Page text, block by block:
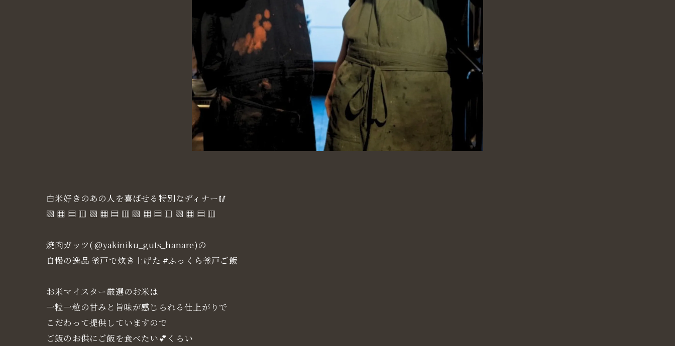
白米好きのあの人を喜ばせる特別なディナー🥢
▧ ▦ ▤ ▥ ▧ ▦ ▤ ▥ ▧ ▦ ▤ ▥ ▧ ▦ ▤ ▥
焼肉ガッツ( @yakiniku_guts_hanare)の
自慢の逸品 釜戸で炊き上げた #ふっくら釜戸ご飯
お米マイスター厳選のお米は
一粒一粒の甘みと旨味が感じられる仕上がりで
こだわって提供していますので
ご飯のお供にご飯を食べたい💕くらい